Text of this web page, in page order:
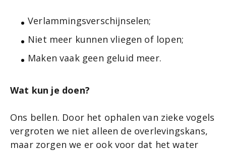
Verlammingsverschijnselen;
Niet meer kunnen vliegen of lopen;
Maken vaak geen geluid meer.
Wat kun je doen?
Ons bellen. Door het ophalen van zieke vogels
vergroten we niet alleen de overlevingskans,
maar zorgen we er ook voor dat het water